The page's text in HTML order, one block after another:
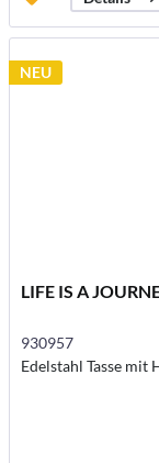
NEU
LIFE IS A
930957
Edelstahl Tasse mit